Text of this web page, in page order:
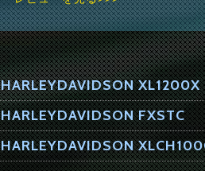
HARLEYDAVIDSON XL1200X
HARLEYDAVIDSON
HARLEYDAVIDSON